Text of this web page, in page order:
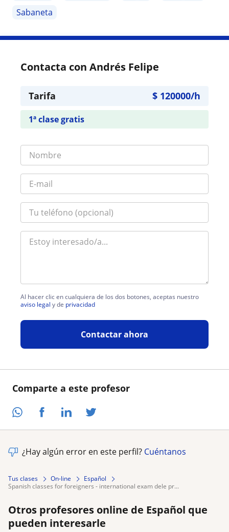
Comparte a este profesor
Sabaneta
Contacta con Andrés Felipe
Tarifa $ 120000/h
1ª clase gratis
Al hacer clic en cualquiera de los dos botones, aceptas nuestro
aviso legal y de privacidad
Contactar ahora
¿Hay algún error en este perfil? Cuéntanos
Tus clases On-line
Español
spanish classes for foreigners - international exam dele pr...
Otros profesores online de Español que
pueden interesarle